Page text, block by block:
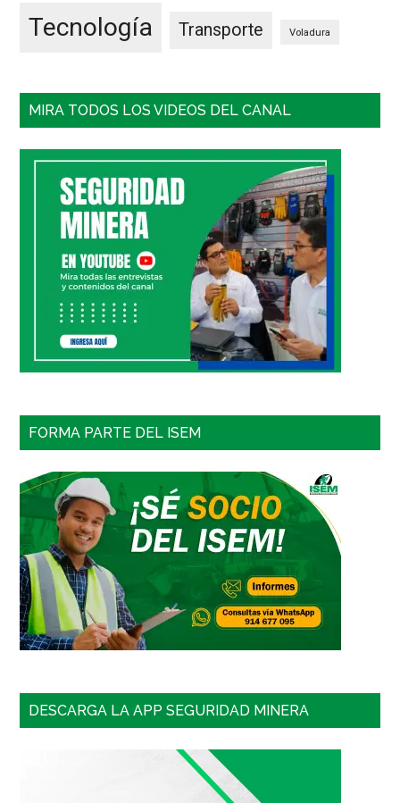
Tecnología Transporte Voladura
MIRA TODOS LOS VIDEOS DEL CANAL
FORMA PARTE DEL ISEM
DESCARGA LA APP SEGURIDAD MINERA